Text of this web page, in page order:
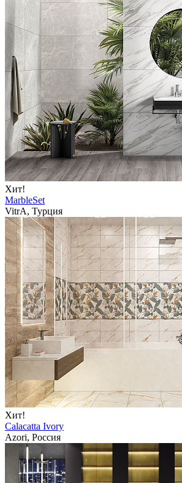
Хит!
MarbleSet
VitrA, Турция
Хит!
Calacatta Ivory
Azori, Россия